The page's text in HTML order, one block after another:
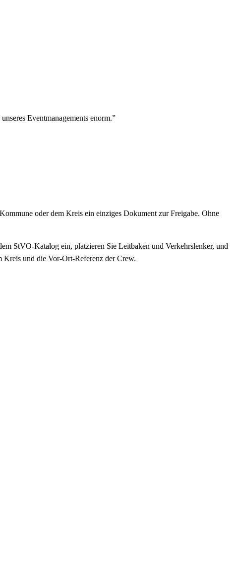
Eventmanagements enorm.”
oder dem Kreis ein einziges Dokument zur Freigabe. Ohne
StVO-Katalog ein, platzieren Sie Leitbaken und Verkehrslenker, und
Kreis und die Vor-Ort-Referenz der Crew.